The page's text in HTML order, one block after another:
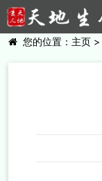
您的位置： 主页 >